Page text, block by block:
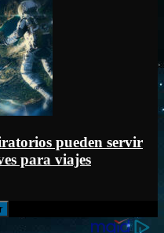
pueden servir
para viajes